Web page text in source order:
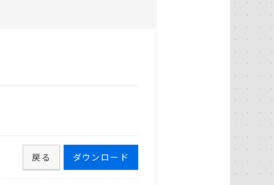
ダウンロード
戻る